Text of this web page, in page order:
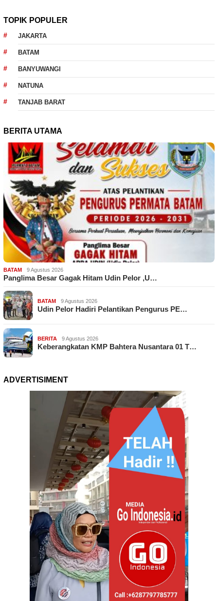
TOPIK POPULER
JAKARTA
BATAM
BANYUWANGI
NATUNA
TANJAB BARAT
BERITA UTAMA
BATAM 9 Agustus 2026
Panglima Besar Gagak Hitam Udin Pelor ,U…
BATAM 9 Agustus 2026
Udin Pelor Hadiri Pelantikan Pengurus PE…
BERITA 9 Agustus 2026
Keberangkatan KMP Bahtera Nusantara 01 T…
ADVERTISIMENT